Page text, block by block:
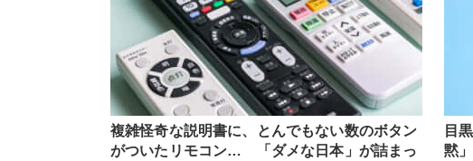
複雑怪奇な説明書に、とんでもない数のボタン
がついたリモコン… 「ダメな日本」が詰まっ
目
黙